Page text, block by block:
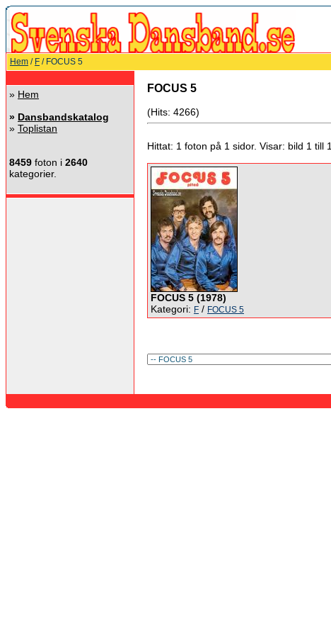
Hem / F / FOCUS 5
» Hem
» Dansbandskatalog
» Toplistan
8459 foton i 2640
kategorier.
FOCUS 5
(Hits: 4266)
Hittat: 1 foton på 1 sidor. Visar: bild 1 till 1.
FOCUS 5 (1978)
Kategori: F / FOCUS 5